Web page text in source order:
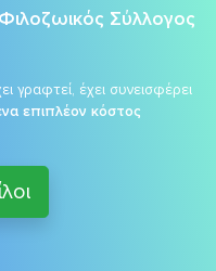
Φιλοζωικός Σύλλογος
έχει συνεισφέρει
επιπλέον κόστος